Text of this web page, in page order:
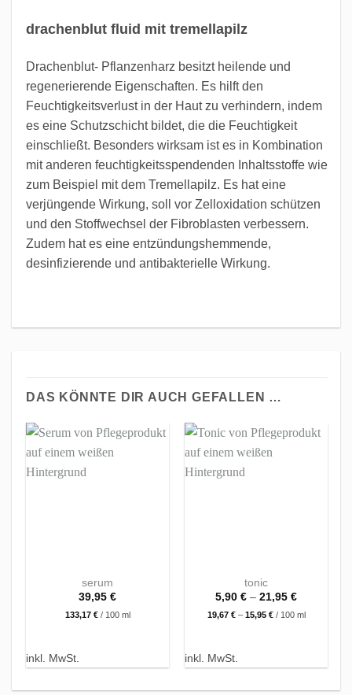
drachenblut fluid mit tremellapilz
Drachenblut- Pflanzenharz besitzt heilende und
regenerierende Eigenschaften. Es hilft den
Feuchtigkeitsverlust in der Haut zu verhindern, indem
es eine Schutzschicht bildet, die die Feuchtigkeit
einschließt. Besonders wirksam ist es in Kombination
mit anderen feuchtigkeitsspendenden Inhaltsstoffe wie
zum Beispiel mit dem Tremellapilz. Es hat eine
verjüngende Wirkung, soll vor Zelloxidation schützen
und den Stoffwechsel der Fibroblasten verbessern.
Zudem hat es eine entzündungshemmende,
desinfizierende und antibakterielle Wirkung.
DAS KÖNNTE DIR AUCH GEFALLEN …
serum
39,95 €
133,17 €/ 100 ml
inkl. MwSt.
tonic
5,90 € – 21,95 €
19,67 €– 15,95 €/ 100 ml
inkl. MwSt.